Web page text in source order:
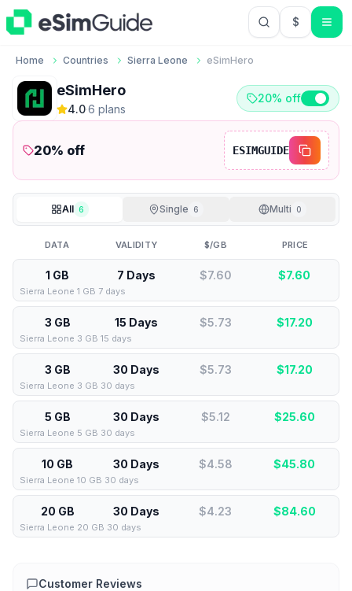
$USD US
Home Countries Sierra Leone eSimHero
eSimHero
4.0·6 plans
20% off
20% off ESIMGUIDE
All 6 Single 6 Multi 0
DATA VALIDITY $/GB PRICE
1 GB 7 Days $7.60 $7.60
Sierra Leone 1 GB 7 days
3 GB 15 Days $5.73 $17.20
Sierra Leone 3 GB 15 days
3 GB 30 Days $5.73 $17.20
Sierra Leone 3 GB 30 days
5 GB 30 Days $5.12 $25.60
Sierra Leone 5 GB 30 days
10 GB 30 Days $4.58 $45.80
Sierra Leone 10 GB 30 days
20 GB 30 Days $4.23 $84.60
Sierra Leone 20 GB 30 days
Customer Reviews